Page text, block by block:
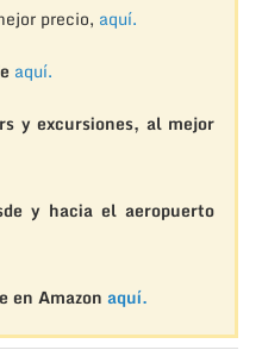
precio, aquí.
aquí.
y excursiones, al mejor
y hacia el aeropuerto
en Amazon aquí.